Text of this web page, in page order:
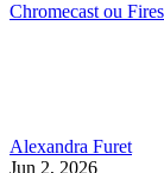
Chromecast ou
Alexandra Furet
Jun 2, 2026